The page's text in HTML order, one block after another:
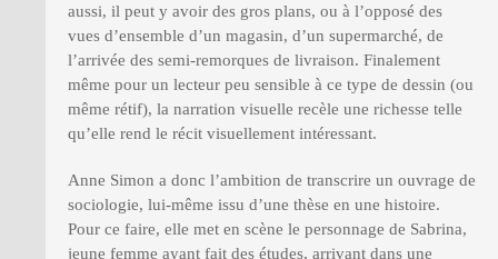
aussi, il peut y avoir des gros plans, ou à l’opposé des
vues d’ensemble d’un magasin, d’un supermarché, de
l’arrivée des semi-remorques de livraison. Finalement
même pour un lecteur peu sensible à ce type de dessin (ou
même rétif), la narration visuelle recèle une richesse telle
qu’elle rend le récit visuellement intéressant.
Anne Simon a donc l’ambition de transcrire un ouvrage de
sociologie, lui-même issu d’une thèse en une histoire.
Pour ce faire, elle met en scène le personnage de Sabrina,
jeune femme ayant fait des études, arrivant dans une